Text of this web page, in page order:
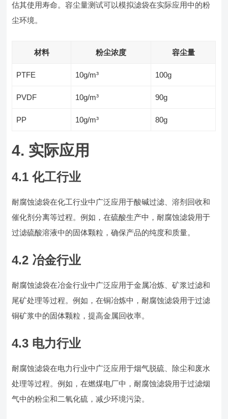
估其使用寿命。容尘量测试可以模拟滤袋在实际应用中的粉
尘环境。
材料 粉尘浓度 容尘量
PTFE 10g/m³ 100g
PVDF 10g/m³ 90g
PP 10g/m³ 80g
4. 实际应用
4.1 化工行业
耐腐蚀滤袋在化工行业中广泛应用于酸碱过滤、溶剂回收和
催化剂分离等过程。例如，在硫酸生产中，耐腐蚀滤袋用于
过滤硫酸溶液中的固体颗粒，确保产品的纯度和质量。
4.2 冶金行业
耐腐蚀滤袋在冶金行业中广泛应用于金属冶炼、矿浆过滤和
尾矿处理等过程。例如，在铜冶炼中，耐腐蚀滤袋用于过滤
铜矿浆中的固体颗粒，提高金属回收率。
4.3 电力行业
耐腐蚀滤袋在电力行业中广泛应用于烟气脱硫、除尘和废水
处理等过程。例如，在燃煤电厂中，耐腐蚀滤袋用于过滤烟
气中的粉尘和二氧化硫，减少环境污染。